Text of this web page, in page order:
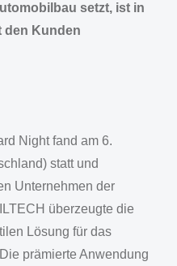
setzt, ist in
den Kunden
Night fand am 6.
statt und
Unternehmen der
überzeugte die
Lösung für das
prämierte Anwendung